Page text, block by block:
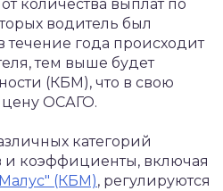
количества выплат по
водитель был
течение года происходит
тем выше будет
(КБМ), что в свою
цену ОСАГО.
категорий
и коэффициенты, включая
(КБМ), регулируются